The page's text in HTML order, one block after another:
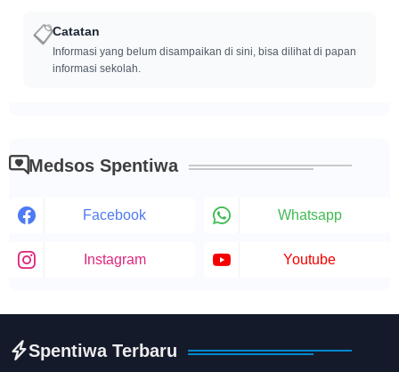
📋Catatan
Informasi yang belum disampaikan di sini, bisa dilihat di papan
informasi sekolah.
Medsos Spentiwa
Facebook Whatsapp
Instagram Youtube
Spentiwa Terbaru